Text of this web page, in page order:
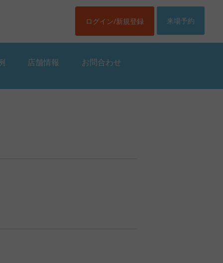
来場予約
ログイン/新規登録
店舗情報 お問合わせ
店舗情報 お問合わせ